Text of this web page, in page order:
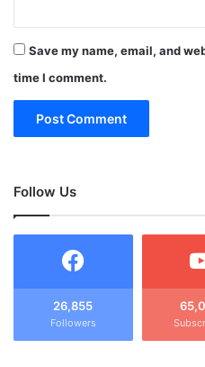
Save my name, email, and
time I comment.
Follow Us
26,855
Followers